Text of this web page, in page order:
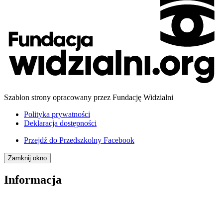
Szablon strony opracowany przez Fundację Widzialni
Polityka prywatności
Deklaracja dostępności
Przejdź do Przedszkolny Facebook
Zamknij okno
Informacja